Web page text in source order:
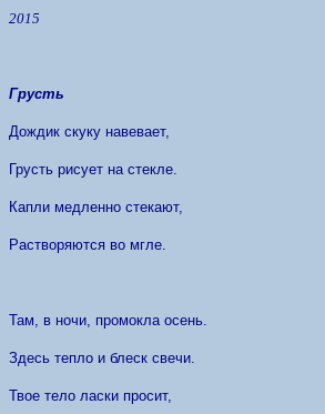
2015
Грусть
Дождик скуку навевает,
Грусть рисует на стекле.
Капли медленно стекают,
Растворяются во мгле.
Там, в ночи, промокла осень.
Здесь тепло и блеск свечи.
Твое тело ласки просит,